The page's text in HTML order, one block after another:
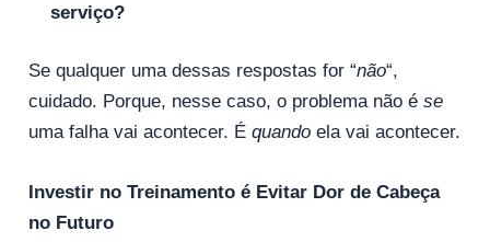
serviço?
Se qualquer uma dessas respostas for “não“,
cuidado. Porque, nesse caso, o problema não ése
uma falha vai acontecer. Équando ela vai acontecer.
Investir no Treinamento é Evitar Dor de Cabeça
no Futuro